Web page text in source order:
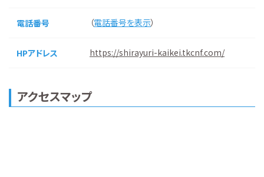
電話番号 （電話番号を表示）
HPアドレス https://shirayuri-kaikei.tkcnf.com/
アクセスマップ